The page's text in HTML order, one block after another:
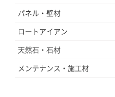
パネル・壁材
ロートアイアン
天然石・石材
メンテナンス・施工材